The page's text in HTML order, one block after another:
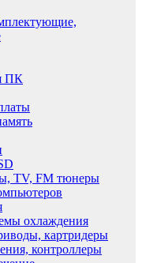
ПК
TV, FM тюнеры
охлаждения
картридеры
контроллеры